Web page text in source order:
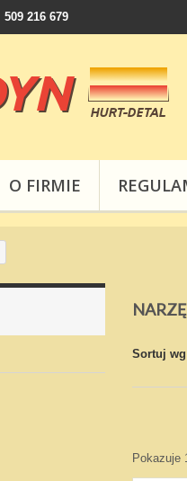
509 216 679
O FIRMIE
Sortuj wg
Pokazuje